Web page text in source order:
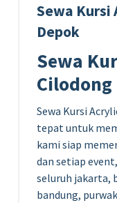
Sewa Kursi
Depok
Sewa
Sewa Kursi
tepat untuk
kami siap
dan setiap
seluruh jakarta,
bandung,